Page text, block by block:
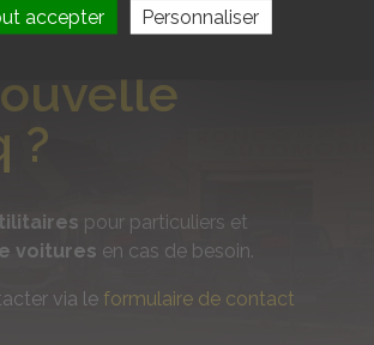
?
pour particuliers et
voitures en cas de besoin.
via le formulaire de contact
accepter Personnaliser